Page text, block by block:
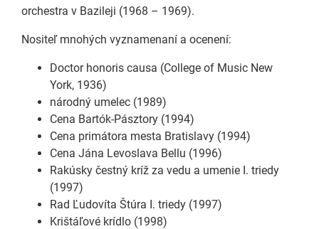
orchestra v Bazileji (1968 – 1969).
Nositeľ mnohých vyznamenaní a ocenení:
Doctor honoris causa (College of Music New
York, 1936)
národný umelec (1989)
Cena Bartók-Pásztory (1994)
Cena primátora mesta Bratislavy (1994)
Cena Jána Levoslava Bellu (1996)
Rakúsky čestný kríž za vedu a umenie I. triedy
(1997)
Rad Ľudovíta Štúra I. triedy (1997)
Krištáľové krídlo (1998)